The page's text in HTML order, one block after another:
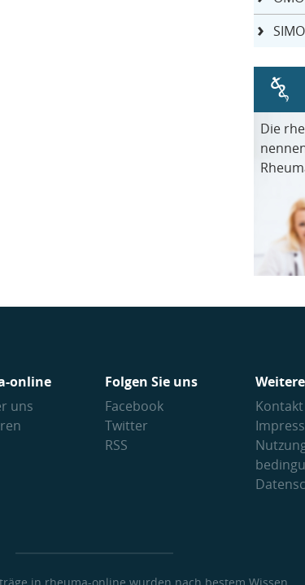
Die
online
uns
Folgen Sie uns
Facebook
Twitter
RSS
Weitere
Kontakt